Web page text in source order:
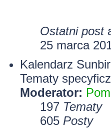
Ostatni post
25 marca
Kalendarz
Tematy
Moderator:
197 Tematy
605 Posty